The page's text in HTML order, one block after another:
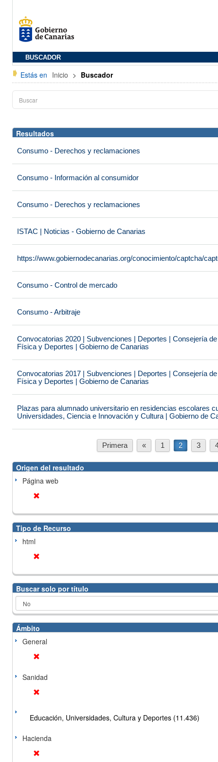
BUSCADOR
Estás en Inicio > Buscador
Resultados
Consumo - Derechos y reclamaciones
Consumo - Información al consumidor
Consumo - Derechos y reclamaciones
ISTAC | Noticias - Gobierno de Canarias
https://www.gobiernodecanarias.org/conocimiento/captcha/
Consumo - Control de mercado
Consumo - Arbitraje
Convocatorias 2020 | Subvenciones | Deportes | Consejería
Física y Deportes | Gobierno de Canarias
Convocatorias 2017 | Subvenciones | Deportes | Consejería
Física y Deportes | Gobierno de Canarias
Plazas para alumnado universitario en residencias escolares
Universidades, Ciencia e Innovación y Cultura | Gobierno de
Primera « 1 2 3
Origen del resultado
Página web
Tipo de Recurso
html
Buscar solo por título
Ámbito
General
Sanidad
Educación, Universidades, Cultura y Deportes (11.436)
Hacienda